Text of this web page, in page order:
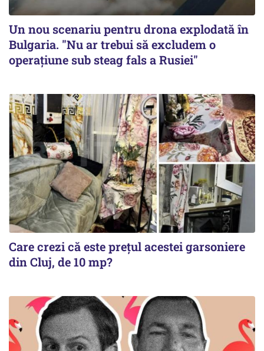
Un nou scenariu pentru drona explodată în
Bulgaria. "Nu ar trebui să excludem o
operațiune sub steag fals a Rusiei"
Care crezi că este prețul acestei garsoniere
din Cluj, de 10 mp?